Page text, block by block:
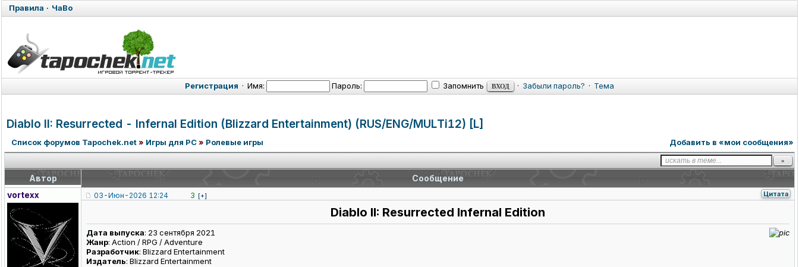
Правила · ЧаВо
Регистрация · Имя: Пароль: Запомнить · Забыли пароль? · Тема
Diablo II: Resurrected - Infernal Edition (Blizzard Entertainment) (RUS/ENG/MULTi12) [L]
Список форумов Tapochek.net» Игры для PC» Ролевые игры Добавить в «мои сообщения»
Автор
Сообщение
vortexx
03-Июн-2026 12:24 3 [+] Цитата
Diablo II: Resurrected Infernal Edition
Дата выпуска: 23 сентября 2021
Жанр: Action / RPG / Adventure
Разработчик: Blizzard Entertainment
Издатель: Blizzard Entertainment